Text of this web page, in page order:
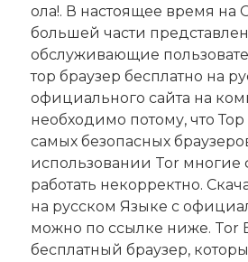
ола!. В настоящее время на
большей части
обслуживающие
тор браузер бесплатно на
официального сайта на
необходимо потому, что Тор
самых безопасных
использовании Tor многие
работать некорректно.
на русском Языке с
можно по ссылке ниже. Tor
бесплатный браузер,